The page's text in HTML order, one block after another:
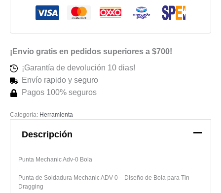
¡Envío gratis en pedidos superiores a $700!
¡Garantía de devolución 10 dias!
Envío rapido y seguro
Pagos 100% seguros
Categoría: Herramienta
Descripción
Punta Mechanic Adv-0 Bola
Punta de Soldadura Mechanic ADV-0 – Diseño de Bola para Tin
Dragging